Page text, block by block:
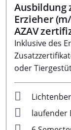
Ausbildung
Erzieher
AZAV
Inklusive des
oder
laufender